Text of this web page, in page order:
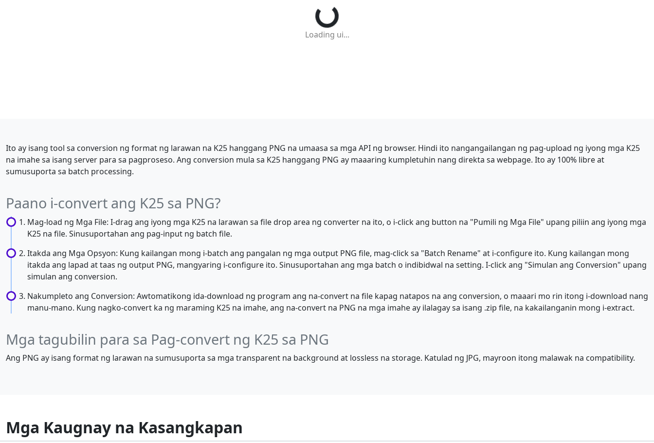
Loading ui...
Ito ay isang tool sa conversion ng format ng larawan na K25 hanggang PNG na umaasa sa mga API ng browser. Hindi ito nangangailangan ng pag-upload ng iyong mga K25
na imahe sa isang server para sa pagproseso. Ang conversion mula sa K25 hanggang PNG ay maaaring kumpletuhin nang direkta sa webpage. Ito ay 100% libre at
sumusuporta sa batch processing.
Paano i-convert ang K25 sa PNG?
Mag-load ng Mga File: I-drag ang iyong mga K25 na larawan sa file drop area ng converter na ito, o i-click ang button na "Pumili ng Mga File" upang piliin ang iyong mga
K25 na file. Sinusuportahan ang pag-input ng batch file.
Itakda ang Mga Opsyon: Kung kailangan mong i-batch ang pangalan ng mga output PNG file, mag-click sa "Batch Rename" at i-configure ito. Kung kailangan mong
itakda ang lapad at taas ng output PNG, mangyaring i-configure ito. Sinusuportahan ang mga batch o indibidwal na setting. I-click ang "Simulan ang Conversion" upang
simulan ang conversion.
Nakumpleto ang Conversion: Awtomatikong ida-download ng program ang na-convert na file kapag natapos na ang conversion, o maaari mo rin itong i-download nang
manu-mano. Kung nagko-convert ka ng maraming K25 na imahe, ang na-convert na PNG na mga imahe ay ilalagay sa isang .zip file, na kakailanganin mong i-extract.
Mga tagubilin para sa Pag-convert ng K25 sa PNG
Ang PNG ay isang format ng larawan na sumusuporta sa mga transparent na background at lossless na storage. Katulad ng JPG, mayroon itong malawak na compatibility.
Mga Kaugnay na Kasangkapan